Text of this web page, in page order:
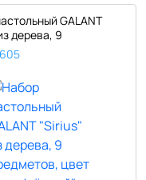
GALANT
дерева, 9